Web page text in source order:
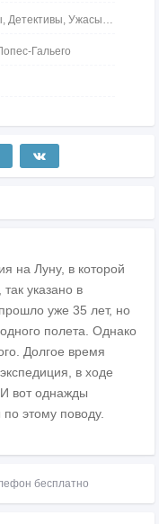
Ужасы, Фантастика
Гальего
на Луну, в которой
указано в
уже 35 лет, но
полета. Однако
Долгое время
в ходе
вот однажды
по этому поводу.
бесплатно